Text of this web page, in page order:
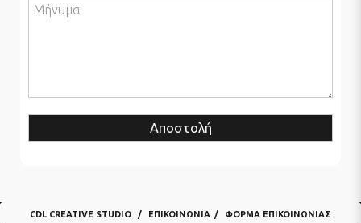
Αποστολή
CDL CREATIVE STUDIO ΕΠΙΚΟΙΝΩΝΊΑ ΦΌΡΜΑ ΕΠΙΚΟΙΝΩΝΊΑΣ